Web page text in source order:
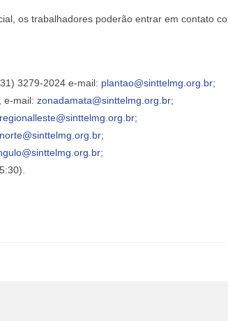
os trabalhadores poderão entrar em contato
3279-2024 e-mail: plantao@sinttelmg.org.br;
e-mail: zonadamata@sinttelmg.org.br;
regionalleste@sinttelmg.org.br;
;
;